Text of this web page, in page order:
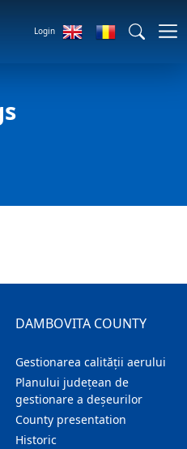
Login
DAMBOVITA COUNTY
Gestionarea calității aerului
Planului județean de
gestionare a deșeurilor
County presentation
Historic